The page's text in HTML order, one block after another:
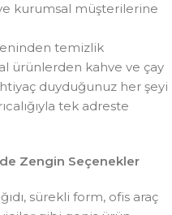
kurumsal müşterilerine
temizlik
ürünlerden kahve ve çay
duyduğunuz her şeyi
tek adreste
Zengin Seçenekler
sürekli form, ofis araç